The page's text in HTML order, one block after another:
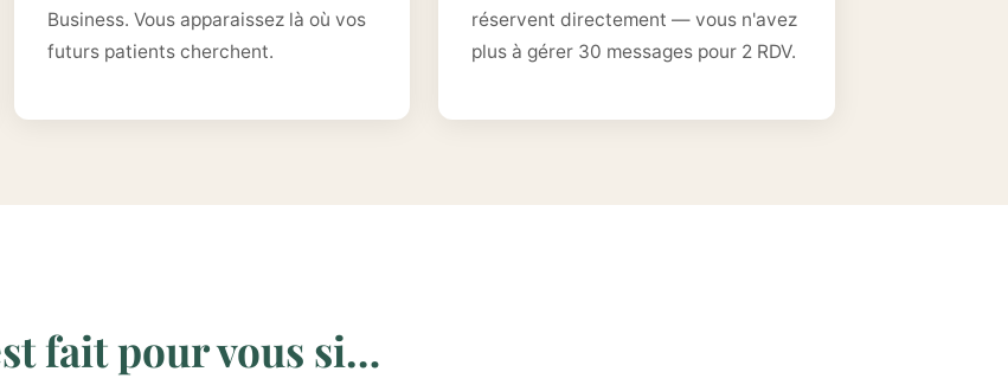
Business. Vous apparaissez là où vos
futurs patients cherchent.
réservent directement — vous n'avez
plus à gérer 30 messages pour 2 RDV.
fait pour vous si…